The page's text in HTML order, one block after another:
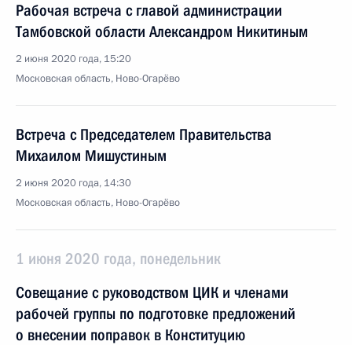
Рабочая встреча с главой администрации
Тамбовской области Александром Никитиным
2 июня 2020 года, 15:20
Московская область, Ново-Огарёво
Встреча с Председателем Правительства
Михаилом Мишустиным
2 июня 2020 года, 14:30
Московская область, Ново-Огарёво
1 июня 2020 года, понедельник
Совещание с руководством ЦИК и членами
рабочей группы по подготовке предложений
о внесении поправок в Конституцию